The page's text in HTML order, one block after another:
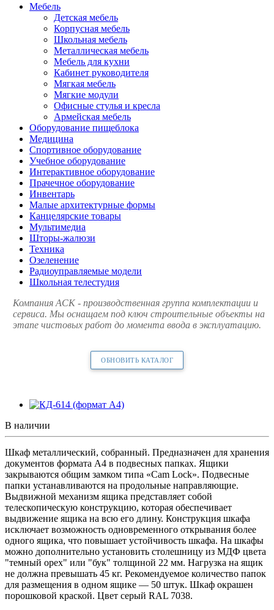
Мебель
Детская мебель
Корпусная мебель
Школьная мебель
Металлическая мебель
Мебель для кухни
Кабинет руководителя
Мягкая мебель
Мягкие модули
Офисные стулья и кресла
Армейская мебель
Оборудование пищеблока
Медицина
Спортивное оборудование
Учебное оборудование
Интерактивное оборудование
Прачечное оборудование
Инвентарь
Малые архитектурные формы
Канцелярские товары
Мультимедиа
Шторы-жалюзи
Техника
Озеленение
Радиоуправляемые модели
Школьная телестудия
Компания АСК - производственная группа комплектации и
сервиса. Мы оснащаем под ключ строительные объекты на
этапе чистовых работ до момента ввода в эксплуатацию.
ОБНОВИТЬ КАТАЛОГ
В наличии
Шкаф металлический, собранный. Предназначен для хранения
документов формата А4 в подвесных папках. Ящики
закрываются общим замком типа «Cam Lock». Подвесные
папки устанавливаются на продольные направляющие.
Выдвижной механизм ящика представляет собой
телескопическую конструкцию, которая обеспечивает
выдвижение ящика на всю его длину. Конструкция шкафа
исключает возможность одновременного открывания более
одного ящика, что повышает устойчивость шкафа. На шкафы
можно дополнительно установить столешницу из МДФ цвета
"темный орех" или "бук" толщиной 22 мм. Нагрузка на ящик
не должна превышать 45 кг. Рекомендуемое количество папок
для размещения в одном ящике — 50 штук. Шкаф окрашен
порошковой краской. Цвет серый RAL 7038.